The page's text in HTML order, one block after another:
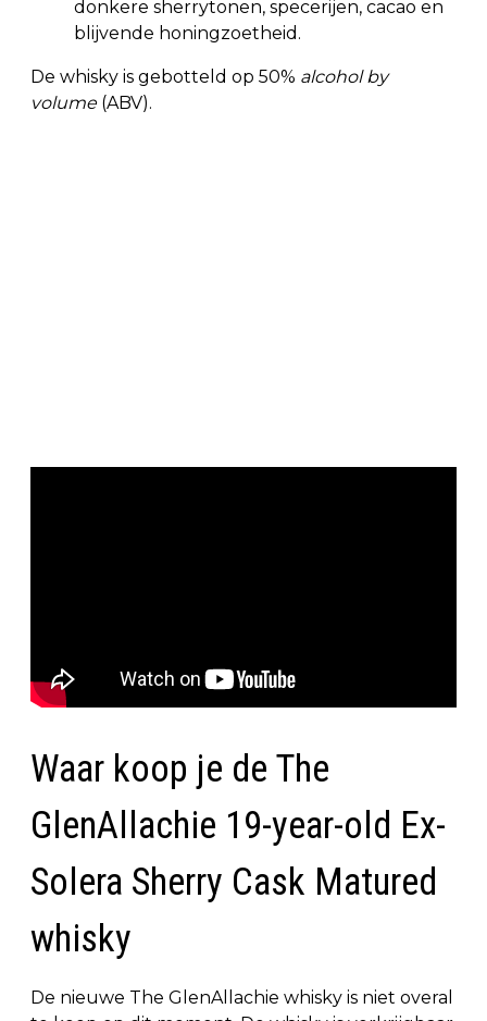
donkere sherrytonen, specerijen, cacao en
blijvende honingzoetheid.
De whisky is gebotteld op 50% alcohol by
volume (ABV).
Waar koop je de The
GlenAllachie 19-year-old Ex-
Solera Sherry Cask Matured
whisky
De nieuwe The GlenAllachie whisky is niet overal